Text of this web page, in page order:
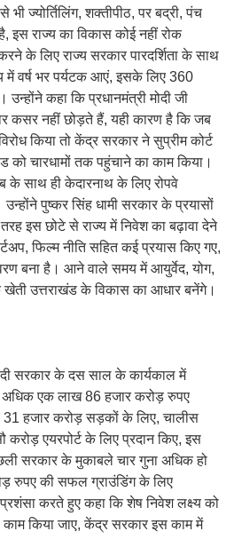
भी ज्योर्तिलिंग, शक्तीपीठ, पर बद्री, पंच
इस राज्य का विकास कोई नहीं रोक
के लिए राज्य सरकार पारदर्शिता के साथ
में वर्ष भर पर्यटक आएं, इसके लिए 360
उन्होंने कहा कि प्रधानमंत्री मोदी जी
कसर नहीं छोड़ते हैं, यही कारण है कि जब
किया तो केंद्र सरकार ने सुप्रीम कोर्ट
चारधामों तक पहुंचाने का काम किया।
के साथ ही केदारनाथ के लिए रोपवे
पुष्कर सिंह धामी सरकार के प्रयासों
इस छोटे से राज्य में निवेश का बढ़ावा देने
फिल्म नीति सहित कई प्रयास किए गए,
बना है। आने वाले समय में आयुर्वेद, योग,
उत्तराखंड के विकास का आधार बनेंगे।
सरकार के दस साल के कार्यकाल में
अधिक एक लाख 86 हजार करोड़ रुपए
31 हजार करोड़ सड़कों के लिए, चालीस
एयरपोर्ट के लिए प्रदान किए, इस
सरकार के मुकाबले चार गुना अधिक हो
रुपए की सफल ग्राउंडिंग के लिए
करते हुए कहा कि शेष निवेश लक्ष्य को
किया जाए, केंद्र सरकार इस काम में